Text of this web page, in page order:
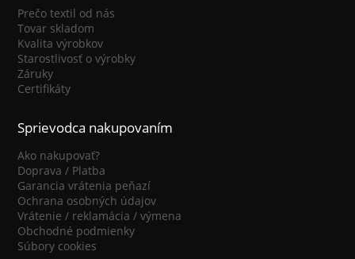
Prečo textil od nás
Tovar skladom
Kvalita výrobkov
Starostlivosť o výrobky
Záruky
Certifikáty
Sprievodca nakupovaním
Ako nakupovať?
Doprava / Platba
Garancia vrátenia peňazí
Ochrana osobných údajov
Vrátenie / reklamácia / výmena
Obchodné podmienky
Súbory cookies